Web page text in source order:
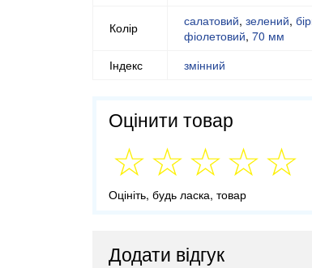
Колір салатовий, зелений,
фіолетовий, 70 мм
Індекс
змінний
Оцінити товар
Оцініть, будь ласка, товар
Додати відгук